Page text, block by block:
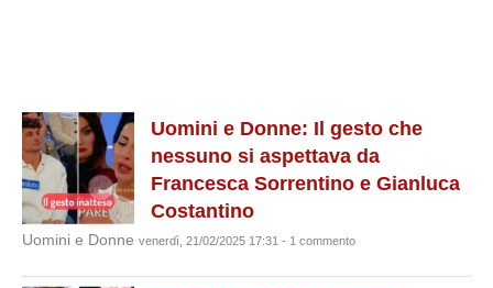
Uomini e Donne: Il gesto che
nessuno si aspettava da
Francesca Sorrentino e Gianluca
Costantino
Uomini e Donne venerdì, 21/02/2025 17:31 - 1 commento